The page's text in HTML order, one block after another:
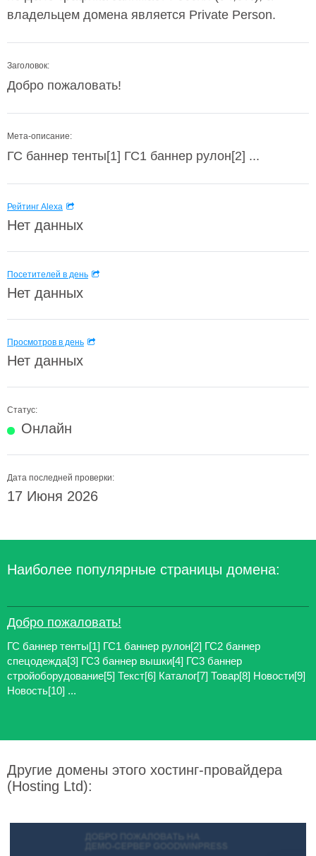
владельцем домена является Private Person.
Заголовок:
Добро пожаловать!
Мета-описание:
ГС баннер тенты[1] ГС1 баннер рулон[2] ...
Рейтинг Alexa
Нет данных
Посетителей в день
Нет данных
Просмотров в день
Нет данных
Статус:
Онлайн
Дата последней проверки:
17 Июня 2026
Наиболее популярные страницы домена:
Добро пожаловать!
ГС баннер тенты[1] ГС1 баннер рулон[2] ГС2 баннер
спецодежда[3] ГС3 баннер вышки[4] ГС3 баннер
стройоборудование[5] Текст[6] Каталог[7] Товар[8] Новости[9]
Новость[10] ...
Другие домены этого хостинг-провайдера
(Hosting Ltd):